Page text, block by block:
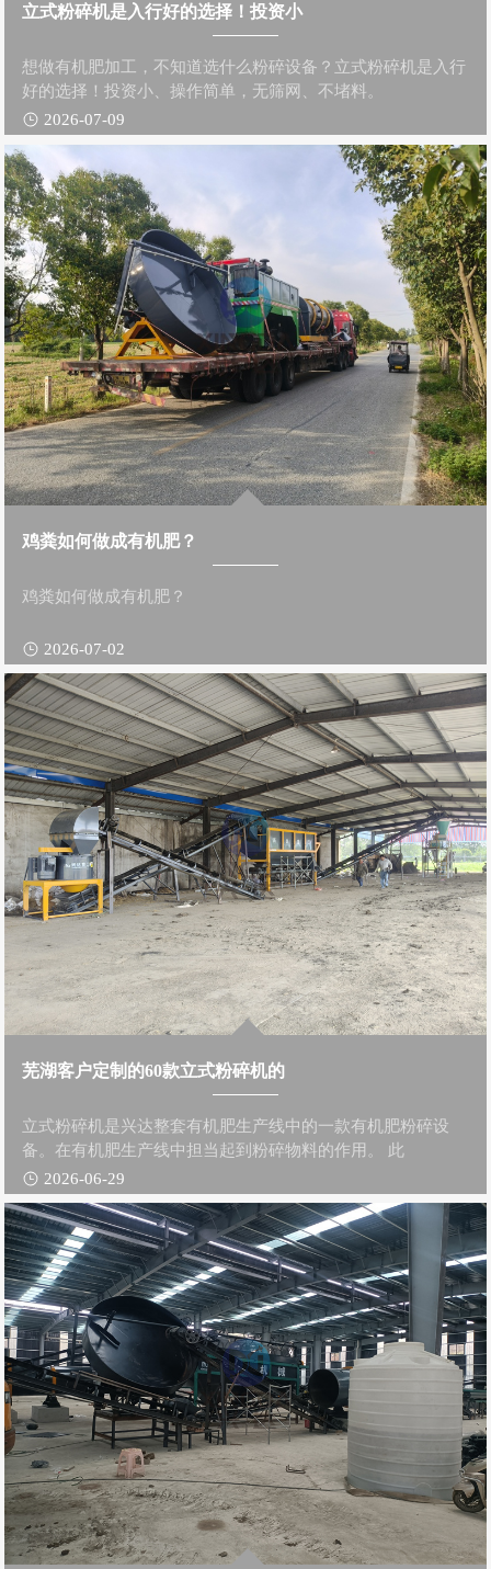
立式粉碎机是入行好的选择！投资小
想做有机肥加工，不知道选什么粉碎设备？立式粉碎机是入行
好的选择！投资小、操作简单，无筛网、不堵料。
2026-07-09
鸡粪如何做成有机肥？
鸡粪如何做成有机肥？
2026-07-02
芜湖客户定制的60款立式粉碎机的
立式粉碎机是兴达整套有机肥生产线中的一款有机肥粉碎设
备。在有机肥生产线中担当起到粉碎物料的作用。 此
2026-06-29